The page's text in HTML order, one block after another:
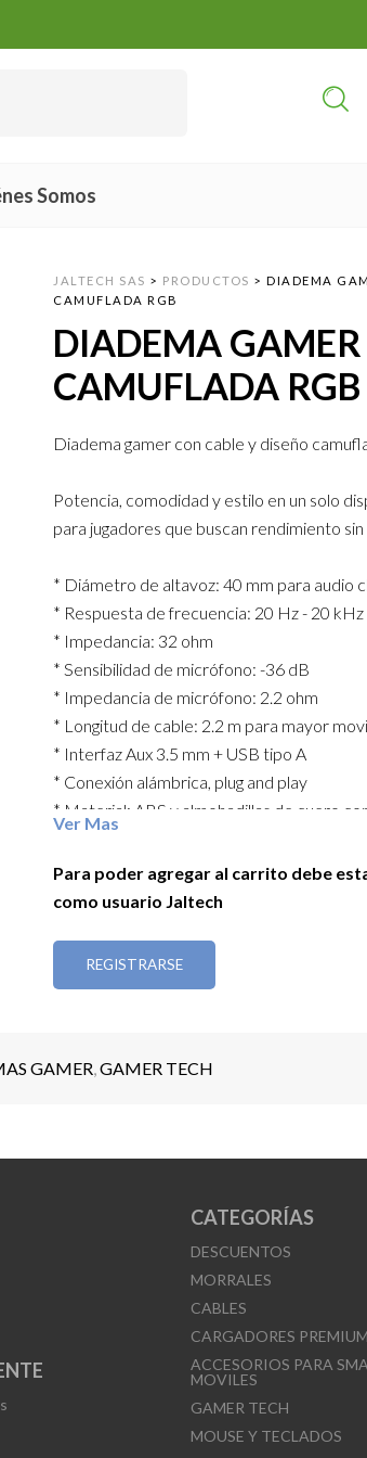
Somos
JALTECH SAS > PRODUCTOS >DIADEMA
CAMUFLADA RGB
DIADEMA GAMER
CAMUFLADA RGB
Diadema gamer con cable y diseño
Potencia, comodidad y estilo en un solo
para jugadores que buscan rendimiento
* Diámetro de altavoz: 40 mm para audio
* Respuesta de frecuencia: 20 Hz - 20 kHz
* Impedancia: 32 ohm
* Sensibilidad de micrófono: -36 dB
* Impedancia de micrófono: 2.2 ohm
* Longitud de cable: 2.2 m para mayor
* Interfaz Aux 3.5 mm + USB tipo A
* Conexión alámbrica, plug and play
* Material: ABS y almohadillas de cuero
* Acabado camuflado ideal para un look
confort.
Ver Mas
Para poder agregar al carrito debe
como usuario Jaltech
REGISTRARSE
GAMER,GAMER TECH
CATEGORÍAS
DESCUENTOS
MORRALES
CABLES
CARGADORES PREMIUM
ACCESORIOS PARA
MOVILES
GAMER TECH
MOUSE Y TECLADOS